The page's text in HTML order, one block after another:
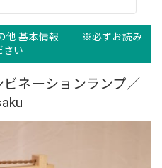
の他 基本情報 ※必ずお読み
さい
ビネーションランプ／